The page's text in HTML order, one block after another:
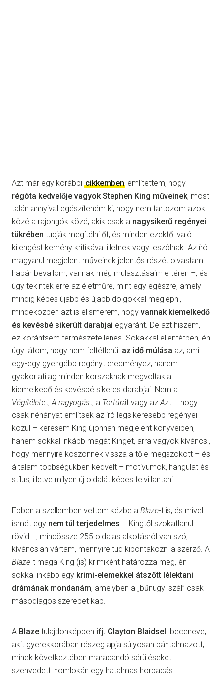
Azt már egy korábbi cikkemben említettem, hogy
régóta kedvelője vagyok Stephen King műveinek, most
talán annyival egészíteném ki, hogy nem tartozom azok
közé a rajongók közé, akik csak a nagysikerű regényei
tükrében tudják megítélni őt, és minden ezektől való
kilengést kemény kritikával illetnek vagy leszólnak. Az író
magyarul megjelent műveinek jelentős részét olvastam –
habár bevallom, vannak még mulasztásaim e téren –, és
úgy tekintek erre az életműre, mint egy egészre, amely
mindig képes újabb és újabb dolgokkal meglepni,
mindeközben azt is elismerem, hogy vannak kiemelkedő
és kevésbé sikerült darabjai egyaránt. De azt hiszem,
ez korántsem természetellenes. Sokakkal ellentétben, én
úgy látom, hogy nem feltétlenül az idő múlása az, ami
egy-egy gyengébb regényt eredményez, hanem
gyakorlatilag minden korszaknak megvoltak a
kiemelkedő és kevésbé sikeres darabjai. Nem a
Végítéletet, A ragyogást, a Tortúrát vagy az Azt – hogy
csak néhányat említsek az író legsikeresebb regényei
közül – keresem King újonnan megjelent könyveiben,
hanem sokkal inkább magát Kinget, arra vagyok kíváncsi,
hogy mennyire köszönnek vissza a tőle megszokott – és
általam többségükben kedvelt – motívumok, hangulat és
stílus, illetve milyen új oldalát képes felvillantani.
Ebben a szellemben vettem kézbe a Blaze-t is, és mivel
ismét egy nem túl terjedelmes – Kingtől szokatlanul
rövid –, mindössze 255 oldalas alkotásról van szó,
kíváncsian vártam, mennyire tud kibontakozni a szerző. A
Blaze-t maga King (is) krimiként határozza meg, én
sokkal inkább egy krimi-elemekkel átszőtt lélektani
drámának mondanám, amelyben a „bűnügyi szál” csak
másodlagos szerepet kap.
A Blaze tulajdonképpen ifj. Clayton Blaidsell beceneve,
akit gyerekkorában részeg apja súlyosan bántalmazott,
minek következtében maradandó sérüléseket
szenvedett: homlokán egy hatalmas horpadás